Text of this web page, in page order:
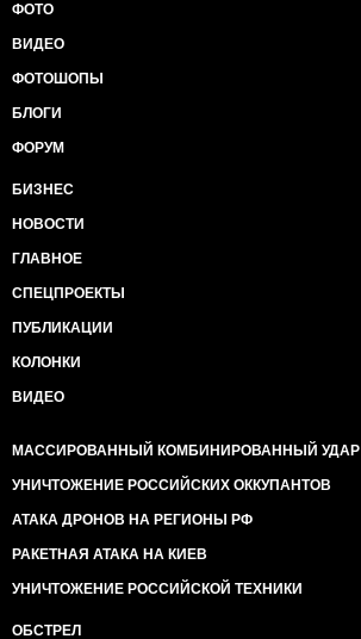
ФОТО
ВИДЕО
ФОТОШОПЫ
БЛОГИ
ФОРУМ
БИЗНЕС
НОВОСТИ
ГЛАВНОЕ
СПЕЦПРОЕКТЫ
ПУБЛИКАЦИИ
КОЛОНКИ
ВИДЕО
МАССИРОВАННЫЙ КОМБИНИРОВАННЫЙ УДАР
УНИЧТОЖЕНИЕ РОССИЙСКИХ ОККУПАНТОВ
АТАКА ДРОНОВ НА РЕГИОНЫ РФ
РАКЕТНАЯ АТАКА НА КИЕВ
УНИЧТОЖЕНИЕ РОССИЙСКОЙ ТЕХНИКИ
ОБСТРЕЛ